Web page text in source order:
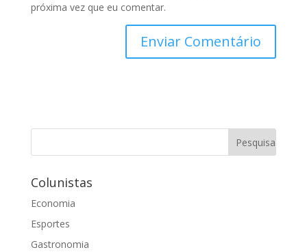
próxima vez que eu comentar.
Colunistas
Economia
Esportes
Gastronomia